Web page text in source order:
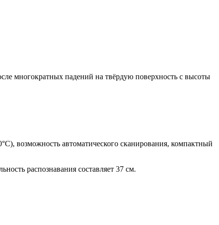
многократных падений на твёрдую поверхность с высоты
возможность автоматического сканирования, компактный
распознавания составляет 37 см.